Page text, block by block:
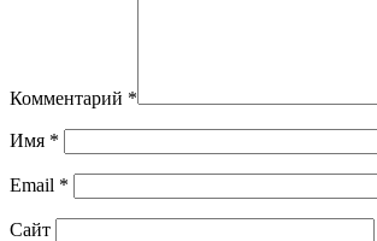
Комментарий *
Имя *
Email *
Сайт